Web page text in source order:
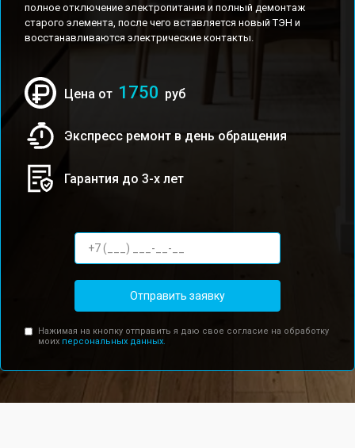
полное отключение электропитания и полный демонтаж
старого элемента, после чего вставляется новый ТЭН и
восстанавливаются электрические контакты.
Цена от 1750 руб
Экспресс ремонт в день обращения
Гарантия до 3-х лет
Отправить заявку
Нажимая на кнопку отправить я даю свое согласие на обработку
моих персональных данных.